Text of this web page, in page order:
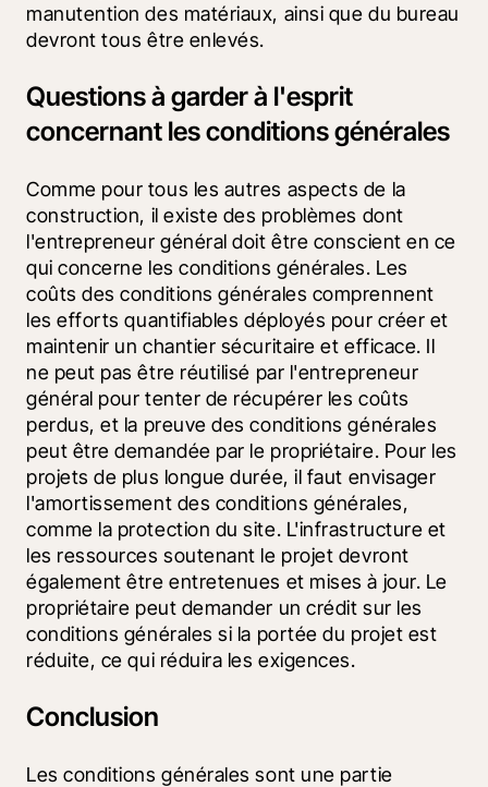
manutention des matériaux, ainsi que du bureau
devront tous être enlevés.
Questions à garder à l'esprit
concernant les conditions générales
Comme pour tous les autres aspects de la
construction, il existe des problèmes dont
l'entrepreneur général doit être conscient en ce
qui concerne les conditions générales. Les
coûts des conditions générales comprennent
les efforts quantifiables déployés pour créer et
maintenir un chantier sécuritaire et efficace. Il
ne peut pas être réutilisé par l'entrepreneur
général pour tenter de récupérer les coûts
perdus, et la preuve des conditions générales
peut être demandée par le propriétaire. Pour les
projets de plus longue durée, il faut envisager
l'amortissement des conditions générales,
comme la protection du site. L'infrastructure et
les ressources soutenant le projet devront
également être entretenues et mises à jour. Le
propriétaire peut demander un crédit sur les
conditions générales si la portée du projet est
réduite, ce qui réduira les exigences.
Conclusion
Les conditions générales sont une partie